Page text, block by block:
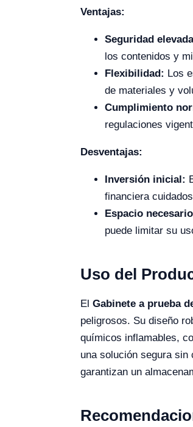
Ventajas:
Seguridad
los contenidos y
Flexibilidad: Los
de materiales y
Cumplimiento
regulaciones
Desventajas:
Inversión inicial:
financiera
Espacio
puede limitar su
Uso del
El Gabinete a prueba
peligrosos. Su diseño
químicos inflamables,
una solución segura sin
garantizan un